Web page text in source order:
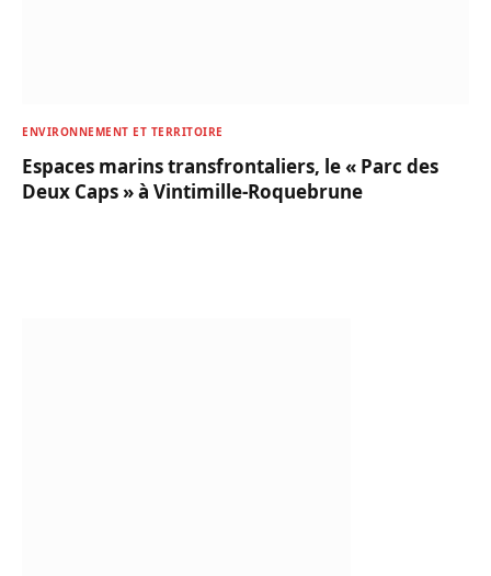
ENVIRONNEMENT ET TERRITOIRE
Espaces marins transfrontaliers, le « Parc des
Deux Caps » à Vintimille-Roquebrune